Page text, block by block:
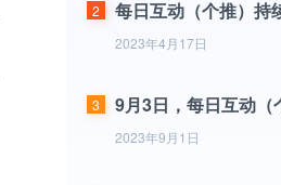
2
2023年4月17日
3
2023年9月1日